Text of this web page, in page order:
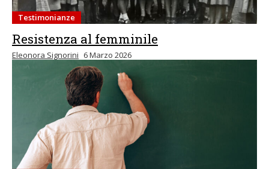
Testimonianze
Resistenza al femminile
Eleonora Signorini 6 Marzo 2026